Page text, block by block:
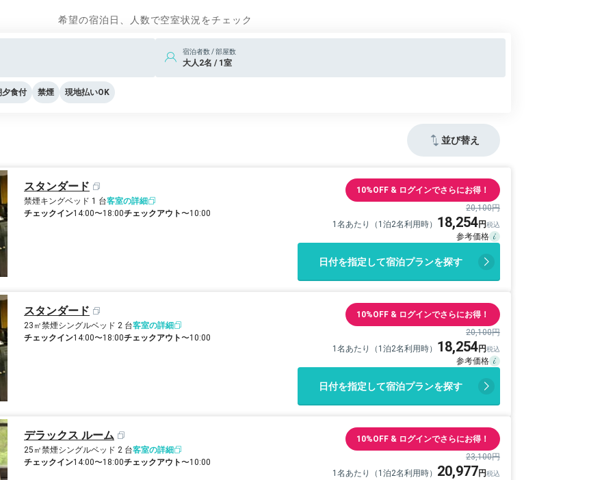
希望の宿泊日、人数で空室状況をチェック
宿泊者数 / 部屋数
大人2名 / 1室
夕食付 禁煙 現地払いOK
並び替え
スタンダード
禁煙キングベッド 1 台客室の詳細
チェックイン14:00〜18:00チェックアウト〜10:00
10%OFF & ログインでさらにお得！
20,100円
1名あたり（1泊2名利用時） 18,254
日付を指定して宿泊プランを探す
スタンダード
23㎡禁煙シングルベッド 2 台客室の詳細
チェックイン14:00〜18:00チェックアウト〜10:00
10%OFF & ログインでさらにお得！
20,100円
1名あたり（1泊2名利用時） 18,254
日付を指定して宿泊プランを探す
デラックス ルーム
25㎡禁煙シングルベッド 2 台客室の詳細
チェックイン14:00〜18:00チェックアウト〜10:00
10%OFF & ログインでさらにお得！
23,100円
1名あたり（1泊2名利用時） 20,977